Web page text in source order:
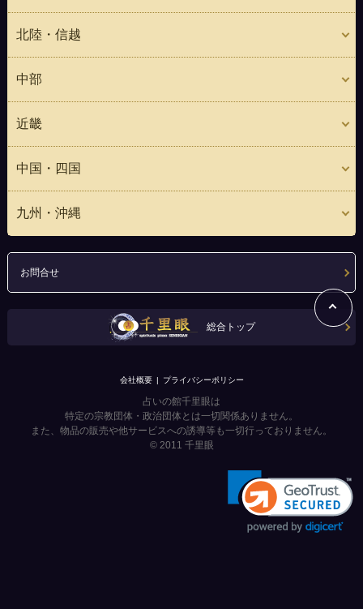
北陸・信越
中部
近畿
中国・四国
九州・沖縄
お問合せ
総合トップ
会社概要 プライバシーポリシー
占いの館千里眼は
特定の宗教団体・政治団体とは一切関係ありません。
また、物品の販売や他サービスへの誘導等も一切行っておりません。
© 2011 千里眼